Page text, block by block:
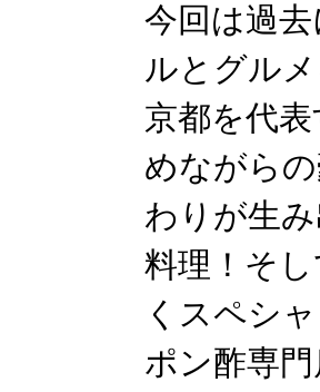
今回は過
ルとグル
京都を代
めながら
わりが生
料理！そ
くスペシ
ポン酢専